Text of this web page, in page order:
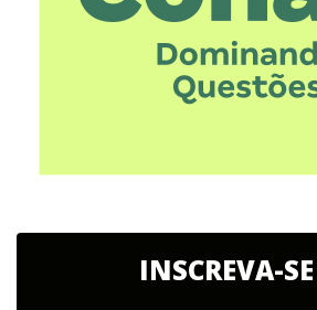
INSCREVA-